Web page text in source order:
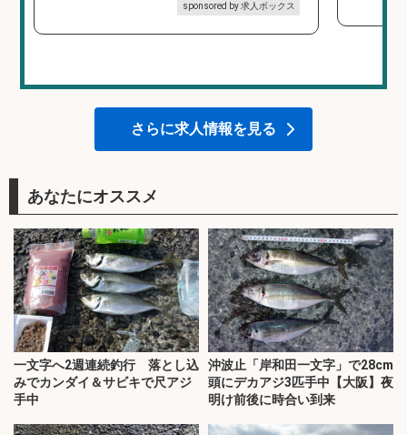
sponsored by 求人ボックス
さらに求人情報を見る
あなたにオススメ
一文字へ2週連続釣行 落とし込
みでカンダイ＆サビキで尺アジ
手中
沖波止「岸和田一文字」で28cm
頭にデカアジ3匹手中【大阪】夜
明け前後に時合い到来